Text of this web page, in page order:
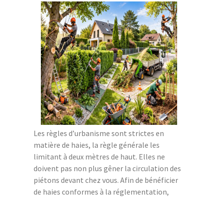
Les règles d’urbanisme sont strictes en
matière de haies, la règle générale les
limitant à deux mètres de haut. Elles ne
doivent pas non plus gêner la circulation des
piétons devant chez vous. Afin de bénéficier
de haies conformes à la réglementation,